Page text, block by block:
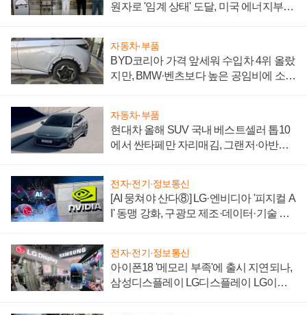
원자로 '임계 상태' 도달, 미국 에너지부
자동차·부품
BYD코리아 가격 앞세워 수입차 4위 올랐
지만, BMW·벤츠보다 높은 공임비에 소비
자동차·부품
현대차 올해 SUV 국내 베스트셀러 톱10
에서 싼타페만 자리매김, 그랜저·아반떼
전자·전기·정보통신
[AI 뭉쳐야 산다⑧] LG·엔비디아 '피지컬 A
I' 동맹 강화, 구광모 제조·데이터·기술 결
전자·전기·정보통신
아이폰18 '메모리 부족'에 출시 지연되나,
삼성디스플레이 LG디스플레이 LG이노